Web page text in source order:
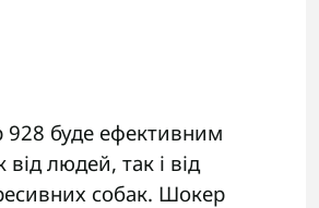
928 буде ефективним
людей, так і від
собак. Шокер